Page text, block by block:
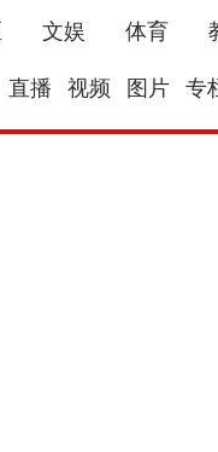
文娱 体育
直播 视频 图片 专